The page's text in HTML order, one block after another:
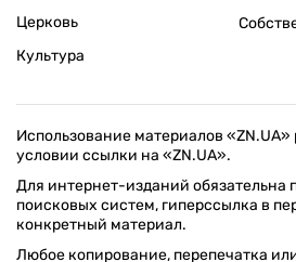
Церковь
Культура
Использование материалов «ZN.UA»
условии ссылки на «ZN.UA».
Для интернет-изданий обязательна
поисковых систем, гиперссылка в
конкретный материал.
Любое копирование, перепечатка